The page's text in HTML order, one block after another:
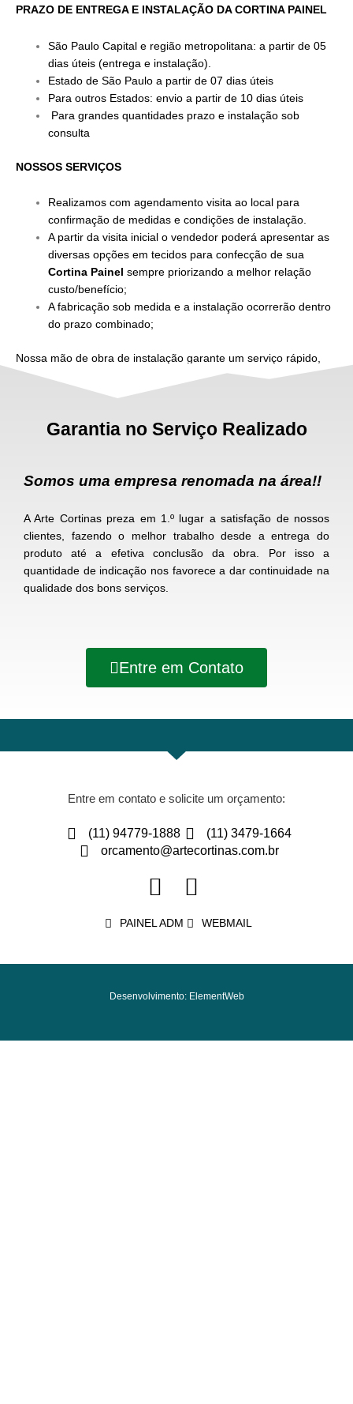
PRAZO DE ENTREGA E INSTALAÇÃO DA CORTINA PAINEL
São Paulo Capital e região metropolitana: a partir de 05
dias úteis (entrega e instalação).
Estado de São Paulo a partir de 07 dias úteis
Para outros Estados: envio a partir de 10 dias úteis
Para grandes quantidades prazo e instalação sob
consulta
NOSSOS SERVIÇOS
Realizamos com agendamento visita ao local para
confirmação de medidas e condições de instalação.
A partir da visita inicial o vendedor poderá apresentar as
diversas opções em tecidos para confecção de sua
Cortina Painel sempre priorizando a melhor relação
custo/benefício;
A fabricação sob medida e a instalação ocorrerão dentro
do prazo combinado;
Nossa mão de obra de instalação garante um serviço rápido,
limpo e seguro
Garantia no Serviço Realizado
Somos uma empresa renomada na área!!
A Arte Cortinas preza em 1.º lugar a satisfação de nossos
clientes, fazendo o melhor trabalho desde a entrega do
produto até a efetiva conclusão da obra. Por isso a
quantidade de indicação nos favorece a dar continuidade na
qualidade dos bons serviços.
Entre em Contato
Entre em contato e solicite um orçamento:
(11) 94779-1888
(11) 3479-1664
orcamento@artecortinas.com.br
PAINEL ADM WEBMAIL
Desenvolvimento: ElementWeb